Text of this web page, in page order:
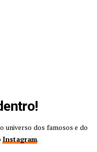
universo dos famosos e do
Instagram.